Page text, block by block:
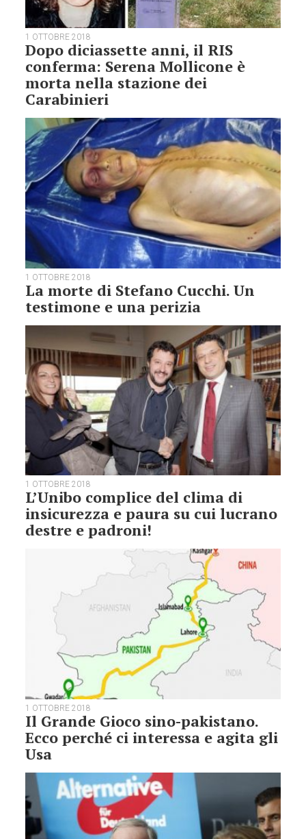
1 OTTOBRE 2018
Dopo diciassette anni, il RIS
conferma: Serena Mollicone è
morta nella stazione dei
Carabinieri
1 OTTOBRE 2018
La morte di Stefano Cucchi. Un
testimone e una perizia
1 OTTOBRE 2018
L’Unibo complice del clima di
insicurezza e paura su cui lucrano
destre e padroni!
1 OTTOBRE 2018
Il Grande Gioco sino-pakistano.
Ecco perché ci interessa e agita gli
Usa